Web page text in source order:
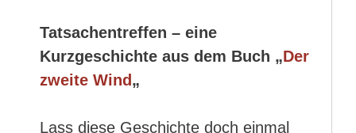
Tatsachentreffen – eine
Kurzgeschichte aus dem Buch „Der
zweite Wind „
Lass diese Geschichte doch einmal